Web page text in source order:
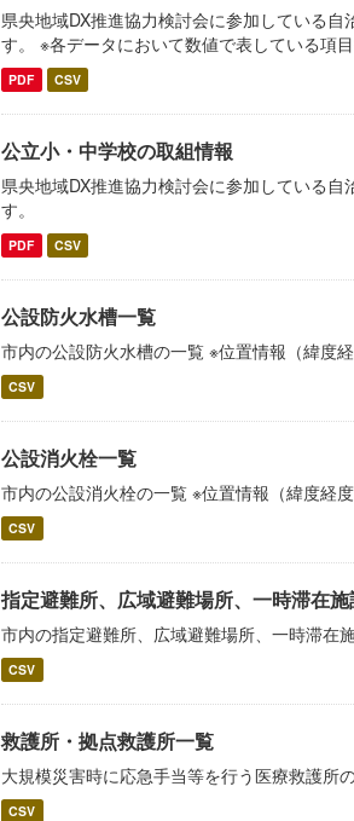
県央地域DX推進協力検討会に参加している
す。 ※各データにおいて数値で表している項
PDF CSV
公立小・中学校の取組情報
県央地域DX推進協力検討会に参加している
す。
PDF CSV
公設防火水槽一覧
市内の公設防火水槽の一覧 ※位置情報（緯度
CSV
公設消火栓一覧
市内の公設消火栓の一覧 ※位置情報（緯度経
CSV
指定避難所、広域避難場所、一時滞在
市内の指定避難所、広域避難場所、一時滞在
CSV
救護所・拠点救護所一覧
大規模災害時に応急手当等を行う医療救護所
CSV